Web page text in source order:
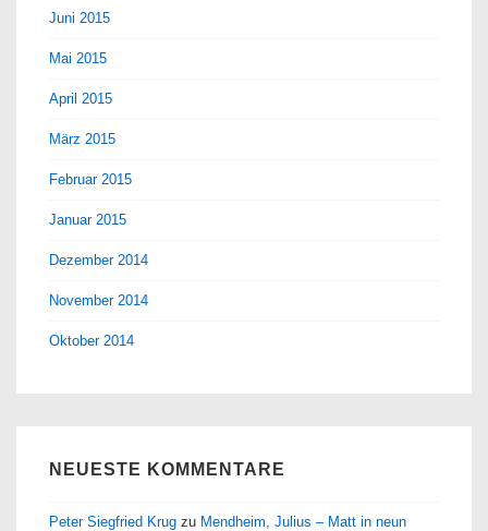
Juni 2015
Mai 2015
April 2015
März 2015
Februar 2015
Januar 2015
Dezember 2014
November 2014
Oktober 2014
NEUESTE KOMMENTARE
Peter Siegfried Krug zu Mendheim, Julius – Matt in neun